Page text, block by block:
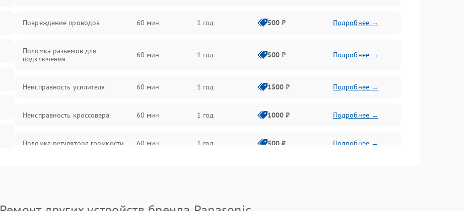
Повреждение проводов 60 мин 1 год 500 ₽ Подробнее →
Поломка разъемов для
подключения
60 мин 1 год 500 ₽ Подробнее →
Неисправность усилителя 60 мин 1 год 1500 ₽ Подробнее →
Неисправность кроссовера 60 мин 1 год 1000 ₽ Подробнее →
Поломка регулятора громкости 60 мин 1 год 500 ₽ Подробнее →
Поломка системы автоматического